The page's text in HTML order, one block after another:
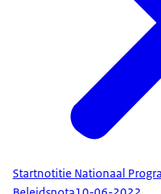
Startnotitie Nationaal